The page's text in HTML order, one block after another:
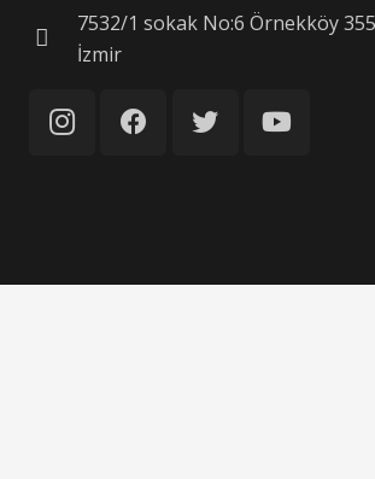
7532/1 sokak No:6 Örnekköy
İzmir